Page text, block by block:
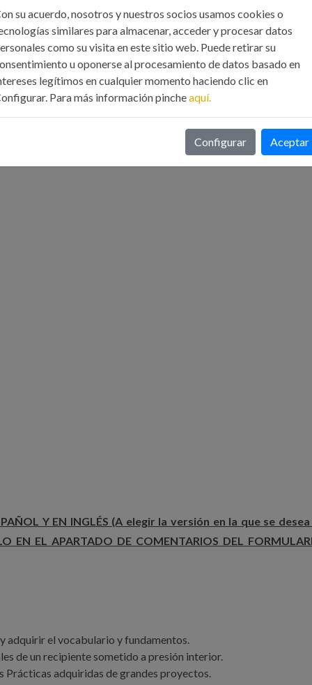
Y EN INGLÉS (A elegir la versión en la que se
EN EL APARTADO DE COMENTARIOS DEL
adquirir el vocabulario y fundamentos.
de un recipiente sometido a presión interior.
adquiridas de grandes proyectos.
su acuerdo, nosotros y nuestros socios usamos cookies o
similares para almacenar, acceder y procesar datos
como su visita en este sitio web. Puede retirar su
u oponerse al procesamiento de datos basado en
legítimos en cualquier momento haciendo clic en
Para más información pincheaquí.
Configurar Aceptar